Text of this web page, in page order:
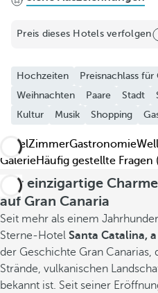
Preis dieses Hotels verfolgen
Hochzeiten Preisnachlass für
Weihnachten
Paare Stadt
Kultur
Musik Shopping
HotelZimmerGastronomie
GalerieHäufig gestellte Fragen
Der einzigartige
auf Gran Canaria
Seit mehr als einem
Sterne-Hotel Santa Catalina,
der Geschichte Gran Canarias,
Strände, vulkanischen
bekannt ist. Seit seiner